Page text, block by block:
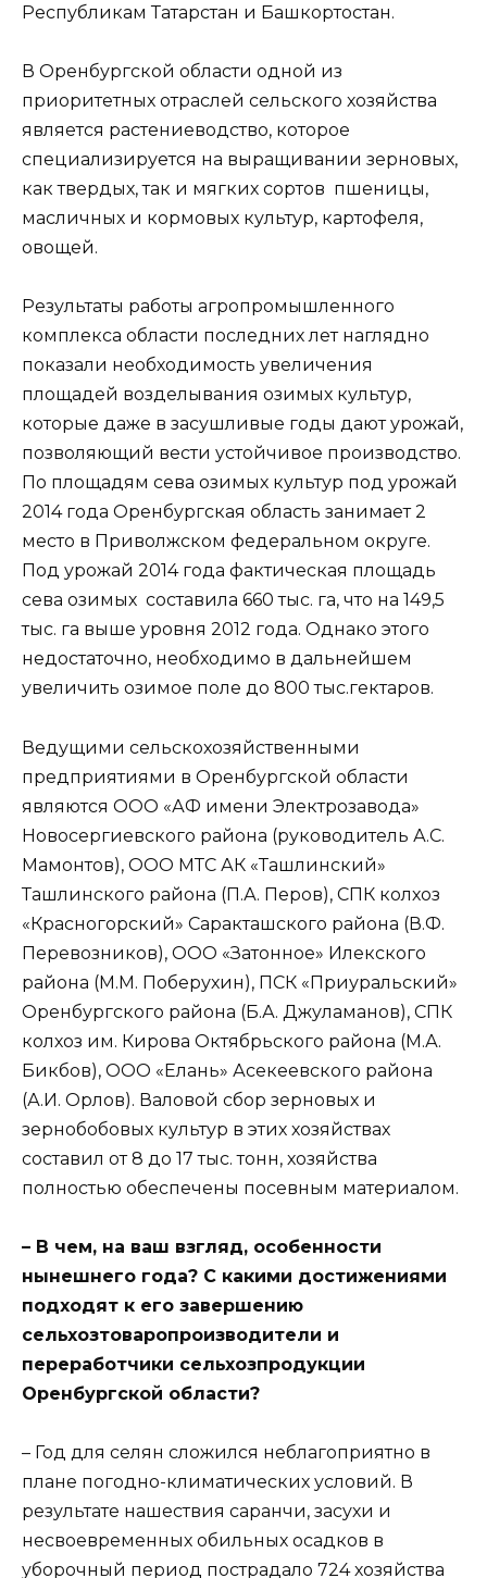
Республикам Татарстан и Башкортостан.
В Оренбургской области одной из
приоритетных отраслей сельского хозяйства
является растениеводство, которое
специализируется на выращивании зерновых,
как твердых, так и мягких сортов пшеницы,
масличных и кормовых культур, картофеля,
овощей.
Результаты работы агропромышленного
комплекса области последних лет наглядно
показали необходимость увеличения
площадей возделывания озимых культур,
которые даже в засушливые годы дают урожай,
позволяющий вести ус­тойчивое производство.
По площадям сева озимых культур под урожай
2014 года Оренбургская область занимает 2
место в Приволжском федеральном округе.
Под урожай 2014 года фактическая площадь
сева озимых составила 660 тыс. га, что на 149,5
тыс. га выше уровня 2012 года. Однако этого
недостаточно, необходимо в дальнейшем
увеличить озимое поле до 800 тыс.гектаров.
Ведущими сельскохозяйственными
предприятиями в Оренбургской области
являются ООО «АФ имени Электрозавода»
Новосергиевского района (руководитель А.С.
Мамонтов), ООО МТС АК «Ташлинский»
Ташлинского района (П.А. Перов), СПК колхоз
«Красногорский» Саракташского района (В.Ф.
Перевозников), ООО «Затонное» Илекского
района (М.М. Поберухин), ПСК «Приуральский»
Оренбургского района (Б.А. Джуламанов), СПК
колхоз им. Кирова Октябрьского района (М.А.
Бикбов), ООО «Елань» Асекеевского района
(А.И. Орлов). Валовой сбор зерновых и
зернобобовых культур в этих хозяйствах
составил от 8 до 17 тыс. тонн, хозяйства
полностью обеспечены посевным материалом.
– В чем, на ваш взгляд, особенности
нынешнего года? С какими достижениями
подходят к его завершению
сельхозтоваропроизводители и
переработчики сельхозпродукции
Оренбургской области?
– Год для селян сложился неблагоприятно в
плане погодно-климатических условий. В
результате нашествия саранчи, засухи и
несвоевременных обильных осадков в
уборочный период пострадало 724 хозяйства